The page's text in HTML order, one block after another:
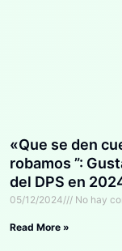
«Que se den
robamos ”:
del DPS en
05/12/2024 No hay
Read More »